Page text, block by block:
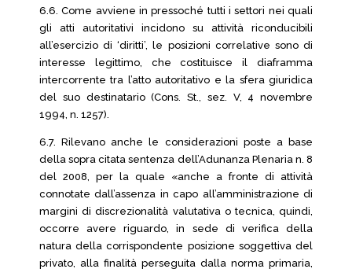
6.6. Come avviene in pressoché tutti i settori nei quali
gli atti autoritativi incidono su attività riconducibili
all’esercizio di ‘diritti’, le posizioni correlative sono di
interesse legittimo, che costituisce il diaframma
intercorrente tra l’atto autoritativo e la sfera giuridica
del suo destinatario (Cons. St., sez. V, 4 novembre
1994, n. 1257).
6.7. Rilevano anche le considerazioni poste a base
della sopra citata sentenza dell’Adunanza Plenaria n. 8
del 2008, per la quale «anche a fronte di attività
connotate dall’assenza in capo all’amministrazione di
margini di discrezionalità valutativa o tecnica, quindi,
occorre avere riguardo, in sede di verifica della
natura della corrispondente posizione soggettiva del
privato, alla finalità perseguita dalla norma primaria,